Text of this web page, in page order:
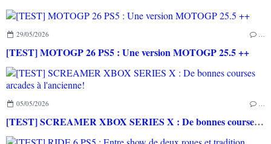
29/05/2026 …
[TEST] MOTOGP 26 PS5 : Une version MOTOGP 25.5 ++
05/05/2026 …
[TEST] SCREAMER XBOX SERIES X : De bonnes courses arcades à l'ancienne!